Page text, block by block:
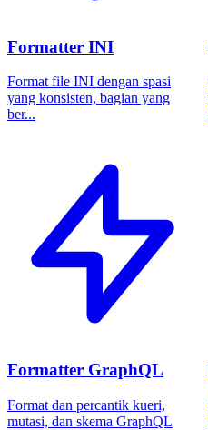
Formatter INI
Format file INI dengan spasi
yang konsisten, bagian yang
ber...
Formatter GraphQL
Format dan percantik kueri,
mutasi, dan skema GraphQL